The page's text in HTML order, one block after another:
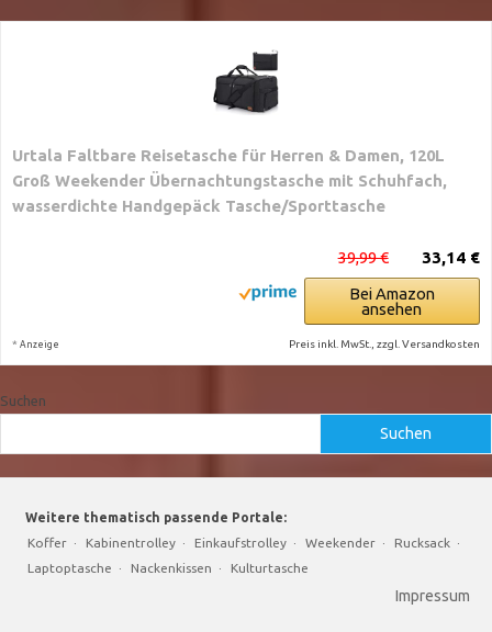
Urtala Faltbare Reisetasche für Herren & Damen, 120L
Groß Weekender Übernachtungstasche mit Schuhfach,
wasserdichte Handgepäck Tasche/Sporttasche
33,14 €
39,99 €
Bei Amazon
ansehen
* Anzeige Preis inkl. MwSt., zzgl. Versandkosten
Suchen
Suchen
Weitere thematisch passende Portale:
Koffer · Kabinentrolley · Einkaufstrolley · Weekender · Rucksack ·
Laptoptasche · Nackenkissen · Kulturtasche
Impressum